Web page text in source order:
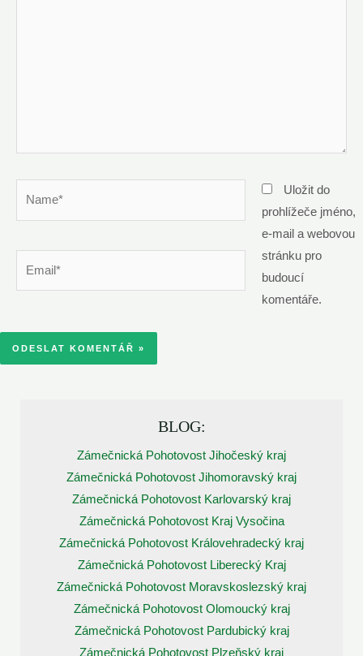
Uložit do
prohlížeče jméno,
e-mail a webovou
stránku pro
budoucí
komentáře.
BLOG:
Zámečnická Pohotovost Jihočeský kraj
Zámečnická Pohotovost Jihomoravský kraj
Zámečnická Pohotovost Karlovarský kraj
Zámečnická Pohotovost Kraj Vysočina
Zámečnická Pohotovost Královehradecký kraj
Zámečnická Pohotovost Liberecký Kraj
Zámečnická Pohotovost Moravskoslezský kraj
Zámečnická Pohotovost Olomoucký kraj
Zámečnická Pohotovost Pardubický kraj
Zámečnická Pohotovost Plzeňský kraj